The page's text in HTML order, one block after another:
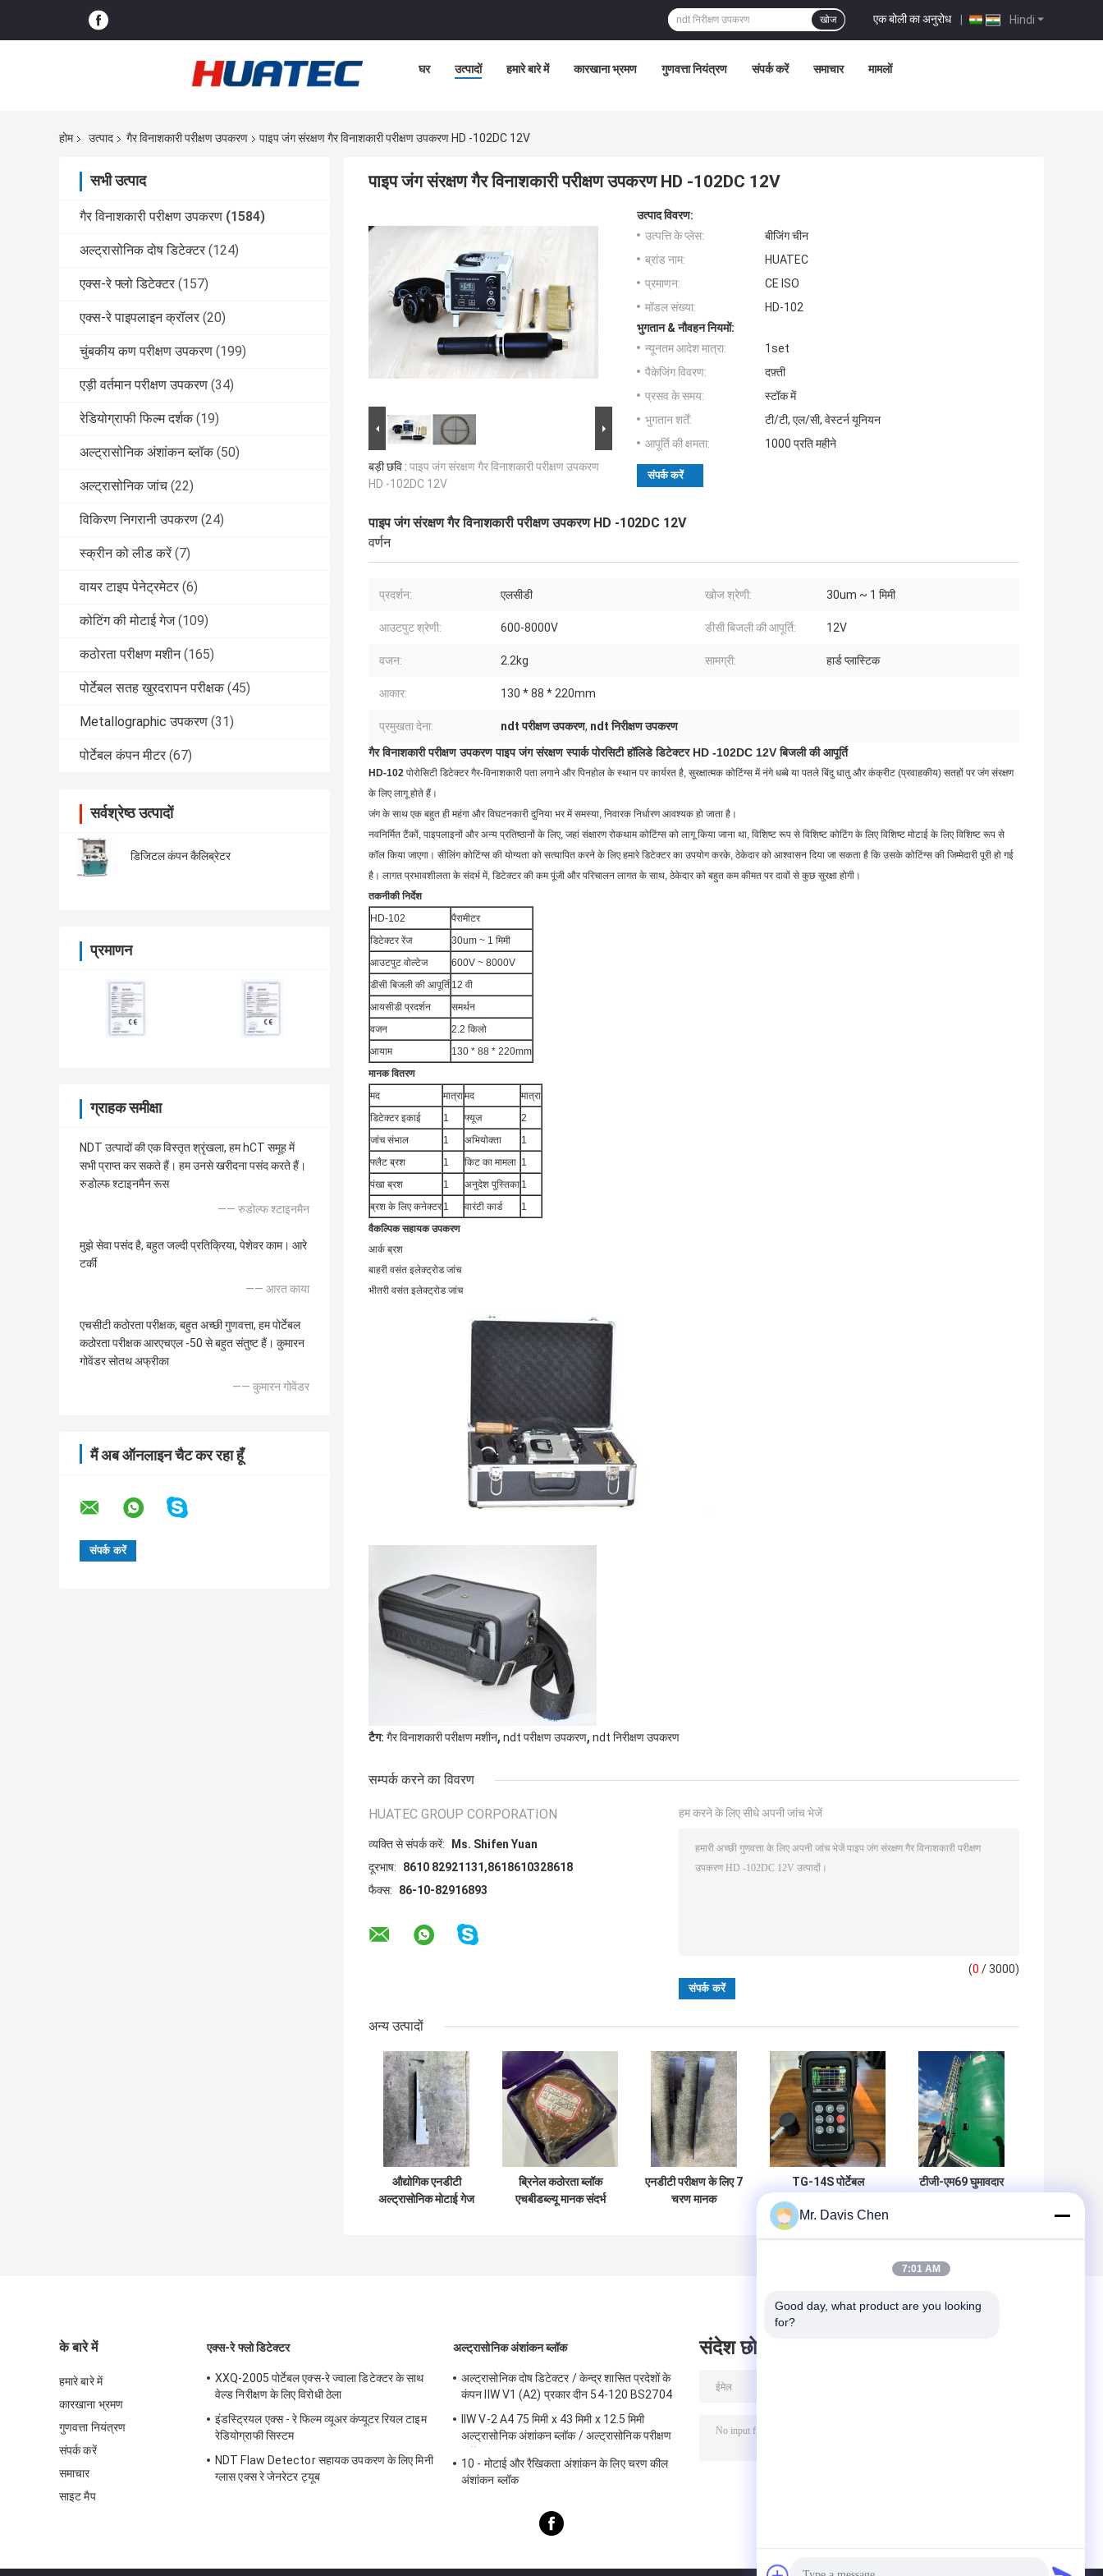
Hindi
एक बोली का अनुरोध |
खोज
घर उत्पादों हमारे बारे में कारखाना भ्रमण गुणवत्ता नियंत्रण संपर्क करें समाचार मामलों
होम उत्पाद गैर विनाशकारी परीक्षण उपकरण पाइप जंग संरक्षण गैर विनाशकारी परीक्षण उपकरण HD -102DC 12V
सभी उत्पाद
गैर विनाशकारी परीक्षण उपकरण (1584)
अल्ट्रासोनिक दोष डिटेक्टर (124)
एक्स-रे फ्लो डिटेक्टर (157)
एक्स-रे पाइपलाइन क्रॉलर (20)
चुंबकीय कण परीक्षण उपकरण (199)
एड़ी वर्तमान परीक्षण उपकरण (34)
रेडियोग्राफी फिल्म दर्शक (19)
अल्ट्रासोनिक अंशांकन ब्लॉक (50)
अल्ट्रासोनिक जांच (22)
विकिरण निगरानी उपकरण (24)
स्क्रीन को लीड करें (7)
वायर टाइप पेनेट्रमेटर (6)
कोटिंग की मोटाई गेज (109)
कठोरता परीक्षण मशीन (165)
पोर्टेबल सतह खुरदरापन परीक्षक (45)
Metallographic उपकरण (31)
पोर्टेबल कंपन मीटर (67)
सर्वश्रेष्ठ उत्पादों
डिजिटल कंपन कैलिब्रेटर
प्रमाणन
ग्राहक समीक्षा
NDT उत्पादों की एक विस्तृत श्रृंखला, हम hCT समूह में
सभी प्राप्त कर सकते हैं। हम उनसे खरीदना पसंद करते हैं।
रुडोल्फ श्टाइनमैन रूस
—— रुडोल्फ श्टाइनमैन
मुझे सेवा पसंद है, बहुत जल्दी प्रतिक्रिया, पेशेवर काम। आरे
टर्की
—— आरत काया
एचसीटी कठोरता परीक्षक, बहुत अच्छी गुणवत्ता, हम पोर्टेबल
कठोरता परीक्षक आरएचएल -50 से बहुत संतुष्ट हैं। कुमारन
गोवेंडर सोतथ अफ्रीका
—— कुमारन गोवेंडर
मैं अब ऑनलाइन चैट कर रहा हूँ
पाइप जंग संरक्षण गैर विनाशकारी परीक्षण उपकरण HD -102DC 12V
बड़ी छवि : पाइप जंग संरक्षण गैर विनाशकारी परीक्षण उपकरण
HD -102DC 12V
उत्पाद विवरण:
उत्पत्ति के प्लेस:
बीजिंग चीन
ब्रांड नाम:
HUATEC
प्रमाणन:
CE ISO
मॉडल संख्या:
HD-102
भुगतान & नौवहन नियमों:
न्यूनतम आदेश मात्रा:
1set
पैकेजिंग विवरण:
दफ़्ती
प्रसव के समय:
स्टॉक में
भुगतान शर्तें:
टी/टी, एल/सी, वेस्टर्न यूनियन
आपूर्ति की क्षमता:
1000 प्रति महीने
संपर्क करें
पाइप जंग संरक्षण गैर विनाशकारी परीक्षण उपकरण HD -102DC 12V
वर्णन
प्रदर्शन: एलसीडी खोज श्रेणी: 30um ~ 1 मिमी
आउटपुट श्रेणी: 600-8000V डीसी बिजली की आपूर्ति: 12V
वजन: 2.2kg सामग्री: हार्ड प्लास्टिक
आकार: 130 * 88 * 220mm
प्रमुखता देना: ndt परीक्षण उपकरण, ndt निरीक्षण उपकरण
गैर विनाशकारी परीक्षण उपकरण पाइप जंग संरक्षण स्पार्क पोरसिटी हॉलिडे डिटेक्टर HD -102DC 12V बिजली की आपूर्ति
HD-102 पोरोसिटी डिटेक्टर गैर-विनाशकारी पता लगाने और पिनहोल के स्थान पर कार्यरत है, सुरक्षात्मक कोटिंग्स में नंगे धब्बे या पतले बिंदु धातु और कंक्रीट (प्रवाहकीय) सतहों पर जंग संरक्षण
के लिए लागू होते हैं।
जंग के साथ एक बहुत ही महंगा और विघटनकारी दुनिया भर में समस्या, निवारक निर्धारण आवश्यक हो जाता है।
नवनिर्मित टैंकों, पाइपलाइनों और अन्य प्रतिष्ठानों के लिए, जहां संक्षारण रोकथाम कोटिंग्स को लागू किया जाना था, विशिष्ट रूप से विशिष्ट कोटिंग के लिए विशिष्ट मोटाई के लिए विशिष्ट रूप से
कॉल किया जाएगा। सीलिंग कोटिंग्स की योग्यता को सत्यापित करने के लिए हमारे डिटेक्टर का उपयोग करके, ठेकेदार को आश्वासन दिया जा सकता है कि उसके कोटिंग्स की जिम्मेदारी पूरी हो गई
है। लागत प्रभावशीलता के संदर्भ में, डिटेक्टर की कम पूंजी और परिचालन लागत के साथ, ठेकेदार को बहुत कम कीमत पर दावों से कुछ सुरक्षा होगी।
तकनीकी निर्देश
HD-102
पैरामीटर
डिटेक्टर रेंज
30um ~ 1 मिमी
आउटपुट वोल्टेज
600V ~ 8000V
डीसी बिजली की आपूर्ति 12 वी
आयसीडी प्रदर्शन
समर्थन
वजन
2.2 किलो
आयाम
130 * 88 * 220mm
मानक वितरण
मद
मात्रामद
मात्रा
डिटेक्टर इकाई
1 फ्यूज
2
जांच संभाल
1 अभियोक्ता
1
फ्लैट ब्रश
1 किट का मामला 1
पंखा ब्रश
1 अनुदेश पुस्तिका 1
ब्रश के लिए कनेक्टर 1 वारंटी कार्ड
1
वैकल्पिक सहायक उपकरण
आर्क ब्रश
बाहरी वसंत इलेक्ट्रोड जांच
भीतरी वसंत इलेक्ट्रोड जांच
टैग: गैर विनाशकारी परीक्षण मशीन, ndt परीक्षण उपकरण, ndt निरीक्षण उपकरण
सम्पर्क करने का विवरण
HUATEC GROUP CORPORATION
व्यक्ति से संपर्क करें:
Ms. Shifen Yuan
दूरभाष:
8610 82921131,8618610328618
फैक्स:
86-10-82916893
हम करने के लिए सीधे अपनी जांच भेजें
(0 / 3000)
अन्य उत्पादों
औद्योगिक एनडीटी
अल्ट्रासोनिक मोटाई गेज
ब्रिनेल कठोरता ब्लॉक
एचबीडब्ल्यू मानक संदर्भ
एनडीटी परीक्षण के लिए 7
चरण मानक
TG-14S पोर्टेबल
EMAT मोटाई मीटर
1.5~240mm रेंज
टीजी-एम69 घुमावदार
के बारे में
हमारे बारे में
कारखाना भ्रमण
गुणवत्ता नियंत्रण
संपर्क करें
समाचार
साइट मैप
एक्स-रे फ्लो डिटेक्टर
XXQ-2005 पोर्टेबल एक्स-रे ज्वाला डिटेक्टर के साथ
वेल्ड निरीक्षण के लिए विरोधी ठेला
इंडस्ट्रियल एक्स - रे फिल्म व्यूअर कंप्यूटर रियल टाइम
रेडियोग्राफी सिस्टम
NDT Flaw Detector सहायक उपकरण के लिए मिनी
ग्लास एक्स रे जेनरेटर ट्यूब
अल्ट्रासोनिक अंशांकन ब्लॉक
अल्ट्रासोनिक दोष डिटेक्टर / केन्द्र शासित प्रदेशों के
कंपन IIW V1 (A2) प्रकार दीन 54-120 BS2704
IIW V-2 A4 75 मिमी x 43 मिमी x 12.5 मिमी
अल्ट्रासोनिक अंशांकन ब्लॉक / अल्ट्रासोनिक परीक्षण
10 - मोटाई और रैखिकता अंशांकन के लिए चरण कील
अंशांकन ब्लॉक
संदेश छोड़ दो
Mr. Davis Chen
7:01 AM
Good day, what product are you looking
for?